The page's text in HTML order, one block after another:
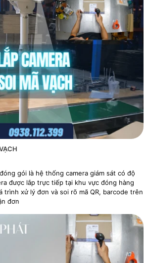
gói là hệ thống camera giám sát có độ
được lắp trực tiếp tại khu vực đóng hàng
trình xử lý đơn và soi rõ mã QR, barcode trên
đơn